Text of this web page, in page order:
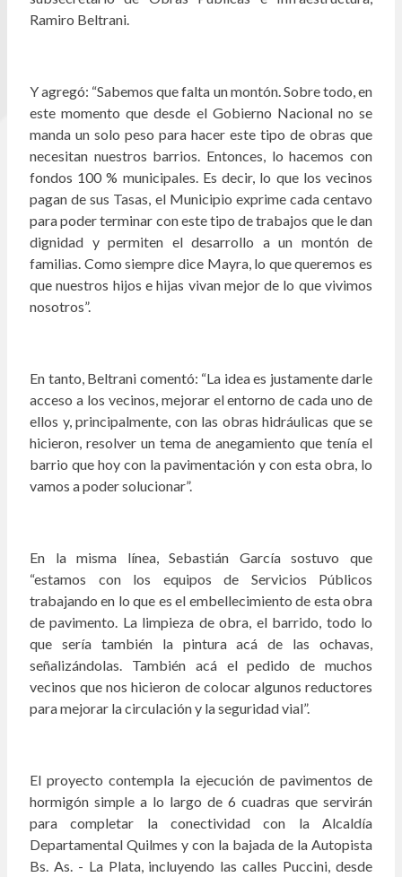
Ramiro Beltrani.
Y agregó: “Sabemos que falta un montón. Sobre todo, en
este momento que desde el Gobierno Nacional no se
manda un solo peso para hacer este tipo de obras que
necesitan nuestros barrios. Entonces, lo hacemos con
fondos 100 % municipales. Es decir, lo que los vecinos
pagan de sus Tasas, el Municipio exprime cada centavo
para poder terminar con este tipo de trabajos que le dan
dignidad y permiten el desarrollo a un montón de
familias. Como siempre dice Mayra, lo que queremos es
que nuestros hijos e hijas vivan mejor de lo que vivimos
nosotros”.
En tanto, Beltrani comentó: “La idea es justamente darle
acceso a los vecinos, mejorar el entorno de cada uno de
ellos y, principalmente, con las obras hidráulicas que se
hicieron, resolver un tema de anegamiento que tenía el
barrio que hoy con la pavimentación y con esta obra, lo
vamos a poder solucionar”.
En la misma línea, Sebastián García sostuvo que
“estamos con los equipos de Servicios Públicos
trabajando en lo que es el embellecimiento de esta obra
de pavimento. La limpieza de obra, el barrido, todo lo
que sería también la pintura acá de las ochavas,
señalizándolas. También acá el pedido de muchos
vecinos que nos hicieron de colocar algunos reductores
para mejorar la circulación y la seguridad vial”.
El proyecto contempla la ejecución de pavimentos de
hormigón simple a lo largo de 6 cuadras que servirán
para completar la conectividad con la Alcaldía
Departamental Quilmes y con la bajada de la Autopista
Bs. As. - La Plata, incluyendo las calles Puccini, desde